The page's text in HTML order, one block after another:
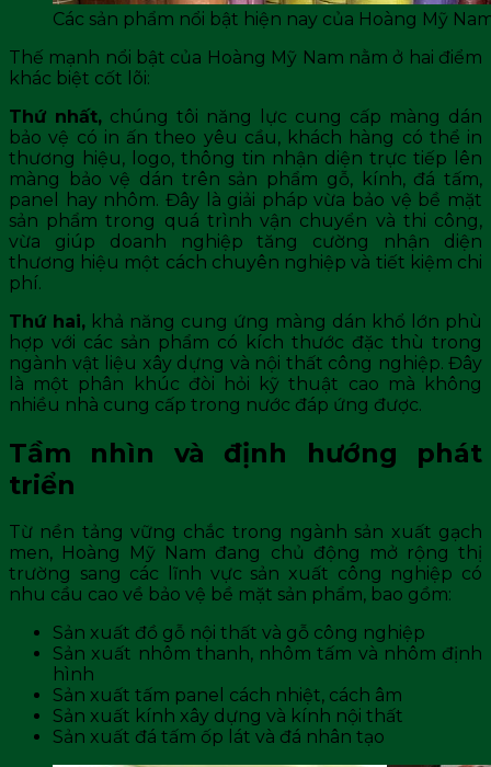
Các sản phẩm nổi bật hiện nay của Hoàng Mỹ
Thế mạnh nổi bật của Hoàng Mỹ Nam nằm ở hai điểm
khác biệt cốt lõi:
Thứ nhất, chúng tôi năng lực cung cấp màng dán
bảo vệ có in ấn theo yêu cầu, khách hàng có thể in
thương hiệu, logo, thông tin nhận diện trực tiếp lên
màng bảo vệ dán trên sản phẩm gỗ, kính, đá tấm,
panel hay nhôm. Đây là giải pháp vừa bảo vệ bề mặt
sản phẩm trong quá trình vận chuyển và thi công,
vừa giúp doanh nghiệp tăng cường nhận diện
thương hiệu một cách chuyên nghiệp và tiết kiệm chi
phí.
Thứ hai, khả năng cung ứng màng dán khổ lớn phù
hợp với các sản phẩm có kích thước đặc thù trong
ngành vật liệu xây dựng và nội thất công nghiệp. Đây
là một phân khúc đòi hỏi kỹ thuật cao mà không
nhiều nhà cung cấp trong nước đáp ứng được.
Tầm nhìn và định hướng phát
triển
Từ nền tảng vững chắc trong ngành sản xuất gạch
men, Hoàng Mỹ Nam đang chủ động mở rộng thị
trường sang các lĩnh vực sản xuất công nghiệp có
nhu cầu cao về bảo vệ bề mặt sản phẩm, bao gồm:
Sản xuất đồ gỗ nội thất và gỗ công nghiệp
Sản xuất nhôm thanh, nhôm tấm và nhôm định
hình
Sản xuất tấm panel cách nhiệt, cách âm
Sản xuất kính xây dựng và kính nội thất
Sản xuất đá tấm ốp lát và đá nhân tạo